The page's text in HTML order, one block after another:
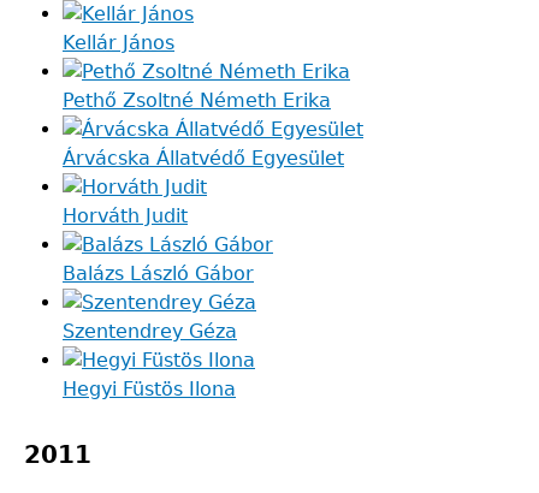
Kellár János
Pethő Zsoltné Németh Erika
Árvácska Állatvédő Egyesület
Horváth Judit
Balázs László Gábor
Szentendrey Géza
Hegyi Füstös Ilona
2011